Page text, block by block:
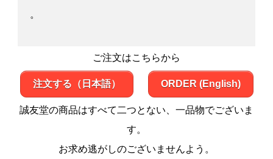
。
ご注文はこちらから
注文する（日本語） ORDER (English)
誠友堂の商品はすべて二つとない、一品物でございま
す。
お求め逃がしのございませんよう。